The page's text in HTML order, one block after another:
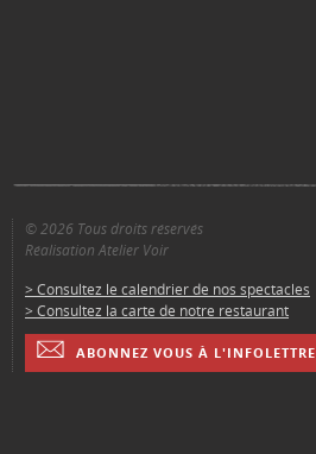
© 2026 Tous droits réservés
Réalisation Atelier Voir
> Consultez le calendrier de nos spectacles
> Consultez la carte de notre restaurant
ABONNEZ VOUS À L'INFOLETTRE